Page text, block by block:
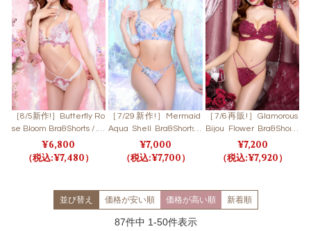
［8/5新作!］Butterfly Ro
se Bloom Bra&Shorts / バ
タフライローズブルーム
ブラ＆ショーツ
6,800
7,480
［7/29新作!］Mermaid
Aqua Shell Bra&Shorts /
マーメイドアクアシェル
ブラ＆ショーツ
7,000
7,700
［7/6再販!］Glamorous
Bijou Flower Bra&Shorts
/ グラマラスビジューフ
ラワーブラ＆ショーツ
7,200
7,920
並び替え 価格が安い順 価格が高い順 新着順
87件中 1-50件表示